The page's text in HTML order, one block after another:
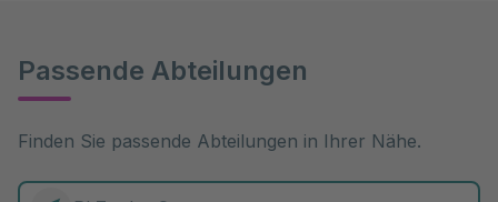
Passende Abteilungen
Finden Sie passende Abteilungen in Ihrer Nähe.